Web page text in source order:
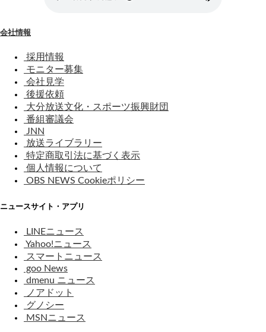
会社情報
採用情報
モニター募集
会社見学
後援依頼
大分放送文化・スポーツ振興財団
番組審議会
JNN
放送ライブラリー
特定商取引法に基づく表示
個人情報について
OBS NEWS Cookieポリシー
ニュースサイト・アプリ
LINEニュース
Yahoo!ニュース
スマートニュース
goo News
dmenu ニュース
ノアドット
グノシー
MSNニュース